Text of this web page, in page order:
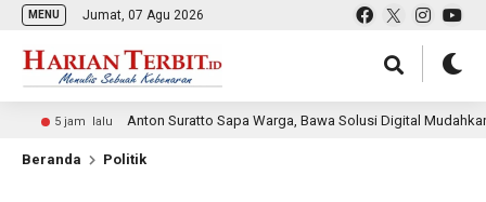
MENU Jumat, 07 Agu 2026
lalu Anton Suratto Sapa Warga, Bawa Solusi Digital Mudahkan Layanan
Beranda Politik